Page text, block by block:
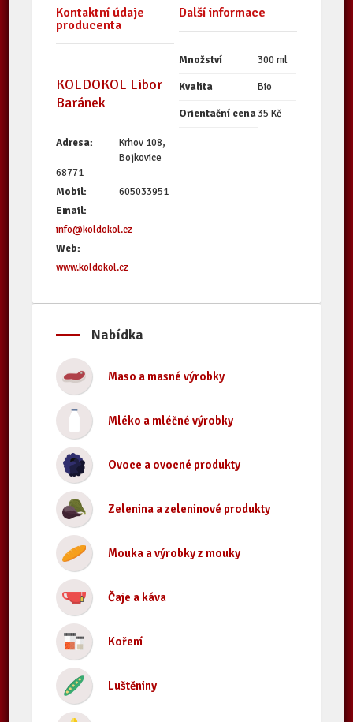
Kontaktní údaje
producenta
KOLDOKOL Libor
Baránek
Adresa:
Krhov 108,
Bojkovice
68771
Mobil:
605033951
Email:
info@koldokol.cz
Web:
www.koldokol.cz
Další informace
Množství 300 ml
Kvalita Bio
Orientační cena35 Kč
Nabídka
Maso a masné výrobky
Mléko a mléčné výrobky
Ovoce a ovocné produkty
Zelenina a zeleninové produkty
Mouka a výrobky z mouky
Čaje a káva
Koření
Luštěniny